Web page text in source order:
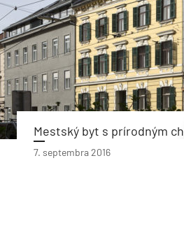
Mestský byt s prírodným
7. septembra 2016